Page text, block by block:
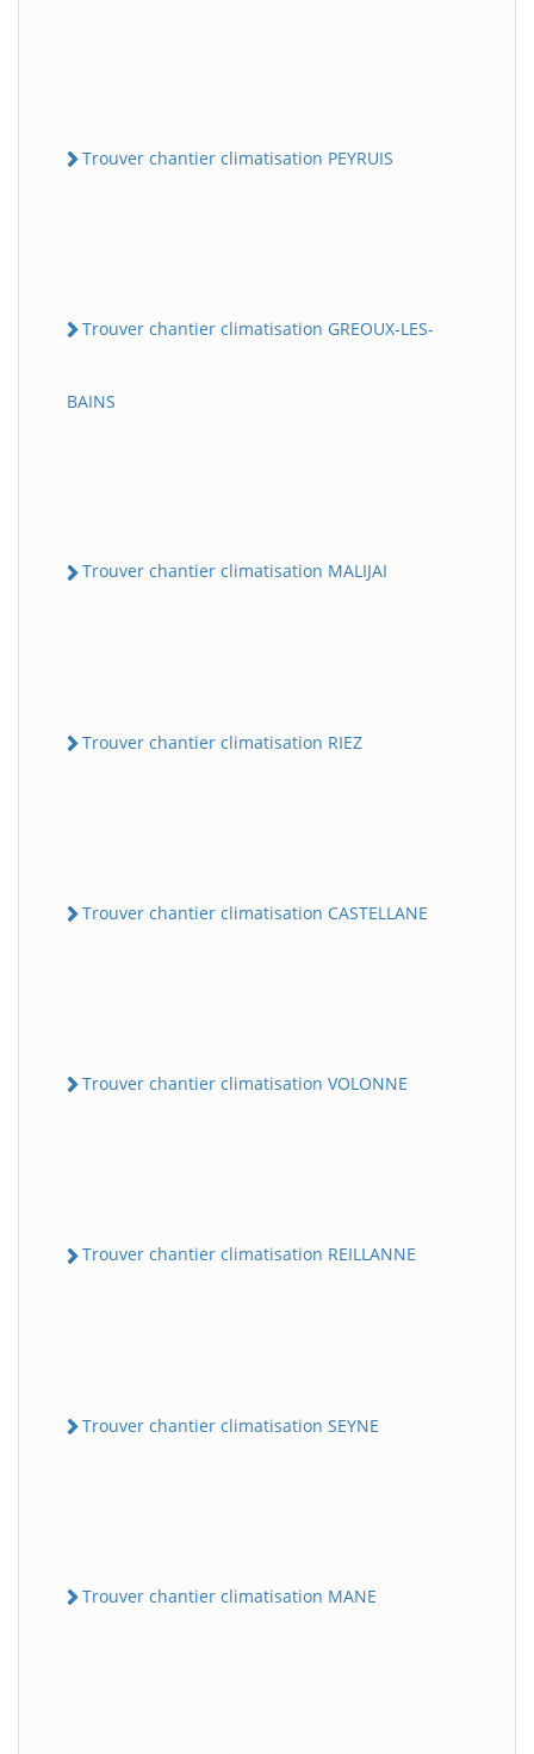
Trouver chantier climatisation PEYRUIS
Trouver chantier climatisation GREOUX-LES-
BAINS
Trouver chantier climatisation MALIJAI
Trouver chantier climatisation RIEZ
Trouver chantier climatisation CASTELLANE
Trouver chantier climatisation VOLONNE
Trouver chantier climatisation REILLANNE
Trouver chantier climatisation SEYNE
Trouver chantier climatisation MANE